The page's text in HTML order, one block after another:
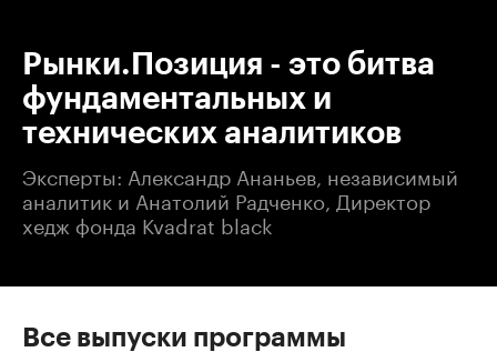
Рынки.Позиция - это битва
фундаментальных и
технических аналитиков
Эксперты: Александр Ананьев, независимый
аналитик и Анатолий Радченко, Директор
хедж фонда Kvadrat black
Все выпуски программы